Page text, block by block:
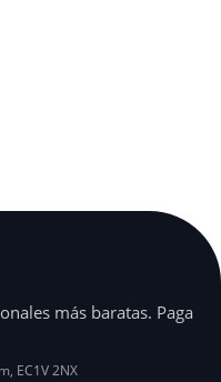
más baratas. Paga
, EC1V 2NX